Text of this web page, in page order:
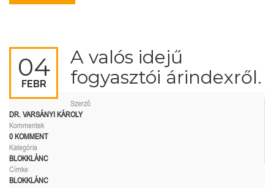
04
FEBR
A valós idejű
fogyasztói árindexről.
Szerző
DR. VARSÁNYI KÁROLY
Kommentek
0 KOMMENT
Kategória
BLOKKLÁNC
Címke
BLOKKLÁNC